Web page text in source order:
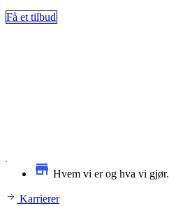
Få et tilbud
Hvem vi er og hva vi gjør.
Karrierer